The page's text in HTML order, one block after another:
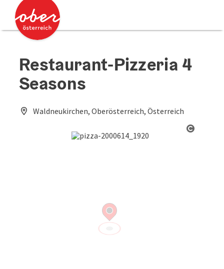
Zum Inhalt
Zum Seitenanfang
Restaurant-Pizzeria 4
Seasons
Waldneukirchen, Oberösterreich, Österreich